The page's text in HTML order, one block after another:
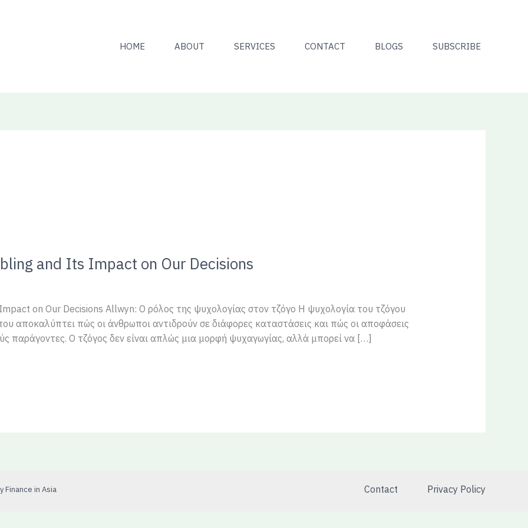
HOME ABOUT SERVICES CONTACT BLOGS SUBSCRIBE
and Its Impact on Our Decisions
on Our Decisions Allwyn: Ο ρόλος της ψυχολογίας στον τζόγο Η ψυχολογία του τζόγου
αποκαλύπτει πώς οι άνθρωποι αντιδρούν σε διάφορες καταστάσεις και πώς οι αποφάσεις
παράγοντες. Ο τζόγος δεν είναι απλώς μια μορφή ψυχαγωγίας, αλλά μπορεί να […]
Finance in Asia Contact Privacy Policy